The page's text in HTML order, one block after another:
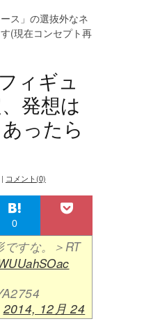
ス」の選抜外なネ
(現在コンセプト再
ィギュ
発想は
ったら
| コメント(0)
0
ですな。＞RT
2014, 12月 24